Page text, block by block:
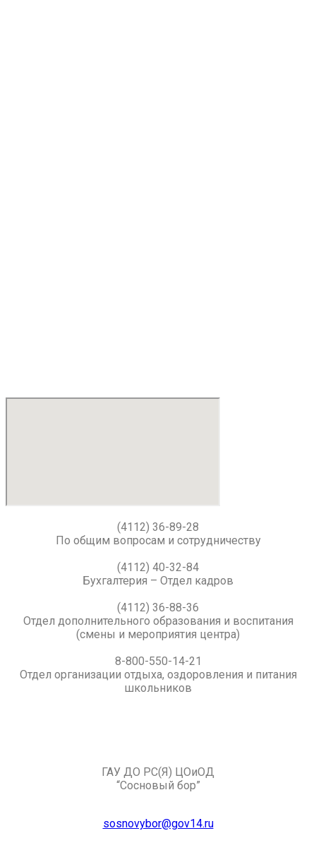
(4112) 36-89-28
По общим вопросам и сотрудничеству
(4112) 40-32-84
Бухгалтерия – Отдел кадров
(4112) 36-88-36
Отдел дополнительного образования и воспитания
(смены и мероприятия центра)
8-800-550-14-21
Отдел организации отдыха, оздоровления и питания
школьников
ГАУ ДО РС(Я) ЦОиОД
“Сосновый бор”
sosnovybor@gov14.ru